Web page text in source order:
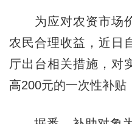
为应对农资市场价
农民合理收益，近日
厅出台相关措施，对
高200元的一次性补贴